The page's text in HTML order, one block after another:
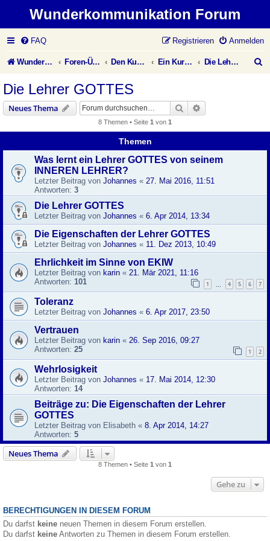
Wunderkommunikation Forum
FAQ Anmelden
Registrieren
Wunderkommunikation Website Foren-Übersicht Den Kurs leben Ein Kurs in Wundern Die Lehrer GOTTES
e
Die Lehrer GOTTES
Neues Thema Suche
8 Themen • Seite 1 von 1
Themen
Was lernt ein Lehrer GOTTES von seinem
INNEREN LEHRER?
Letzter Beitrag von Johannes « 27. Mai 2016, 11:51
Antworten: 3
Die Lehrer GOTTES
Letzter Beitrag von Johannes « 6. Apr 2014, 13:34
Die Eigenschaften der Lehrer GOTTES
Letzter Beitrag von Johannes « 11. Dez 2013, 10:49
Ehrlichkeit im Sinne von EKIW
Letzter Beitrag von karin « 21. Mär 2021, 11:16
Antworten: 101 1 4 5 6 7
Toleranz
Letzter Beitrag von Johannes « 6. Apr 2017, 23:50
Vertrauen
Letzter Beitrag von karin « 26. Sep 2016, 09:27
Antworten: 25 1 2
Wehrlosigkeit
Letzter Beitrag von Johannes « 17. Mai 2014, 12:30
Antworten: 14
Beiträge zu: Die Eigenschaften der Lehrer
GOTTES
Letzter Beitrag von Elisabeth « 8. Apr 2014, 14:27
Antworten: 5
Neues Thema
8 Themen • Seite 1 von 1
Gehe zu
BERECHTIGUNGEN IN DIESEM FORUM
Du darfst keine neuen Themen in diesem Forum erstellen.
Du darfst keine Antworten zu Themen in diesem Forum erstellen.